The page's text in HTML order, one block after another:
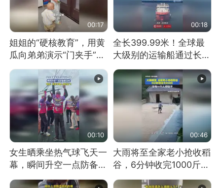
00:17
姐姐的“硬核教育”，用黄
瓜向弟弟演示“门夹手”，
网友：果然言传不如身
教！
00:18
全长399.99米！全球最
大级别的运输船通过长江
大桥这一幕，太震撼了！
00:10
女生晒乘坐热气球飞天一
幕，瞬间升空一点防备都
没有
00:46
大雨将至全家老小抢收稻
谷，6分钟收完1000斤，
没有一个人掉链子